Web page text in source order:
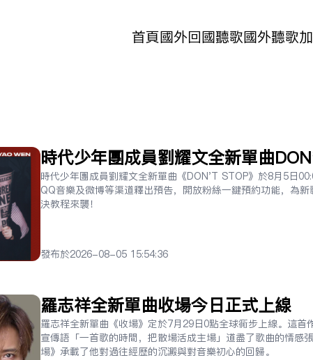
首頁國外回國聽歌國外聽歌
時代少年團成員劉耀文全新單曲
QQ音樂版權如何聽歌？
時代少年團成員劉耀文全新單曲《DON'T STOP》於8月5日
QQ音樂及微博等渠道釋出預告，開放粉絲一鍵預約功能，為
決教程來襲！
发布于2026-08-05 15:54:36
羅志祥全新單曲收場今日正式上線
羅志祥全新單曲《收場》定於7月29日0點全球同步上線。這首
宣傳語「一首歌的時間，把散場活成主場」道盡了歌曲的情感
場》承載了他對過往經歷的沉澱與對音樂初心的回歸。